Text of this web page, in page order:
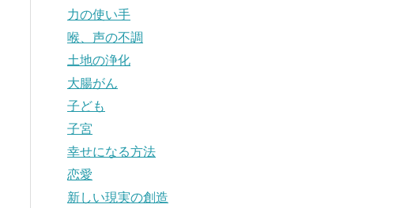
力の使い手
喉、声の不調
土地の浄化
大腸がん
子ども
子宮
幸せになる方法
恋愛
新しい現実の創造